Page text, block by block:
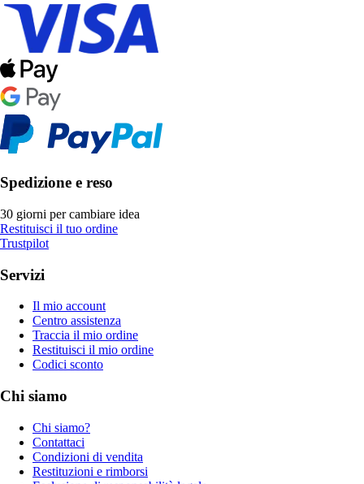
Spedizione e reso
30 giorni per cambiare idea
Restituisci il tuo ordine
Trustpilot
Servizi
Il mio account
Centro assistenza
Traccia il mio ordine
Restituisci il mio ordine
Codici sconto
Chi siamo
Chi siamo?
Contattaci
Condizioni di vendita
Restituzioni e rimborsi